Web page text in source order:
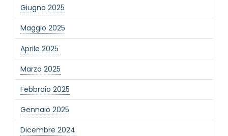
Giugno 2025
Maggio 2025
Aprile 2025
Marzo 2025
Febbraio 2025
Gennaio 2025
Dicembre 2024
NOME STRUTTURA*
MAIL REFERENTE*